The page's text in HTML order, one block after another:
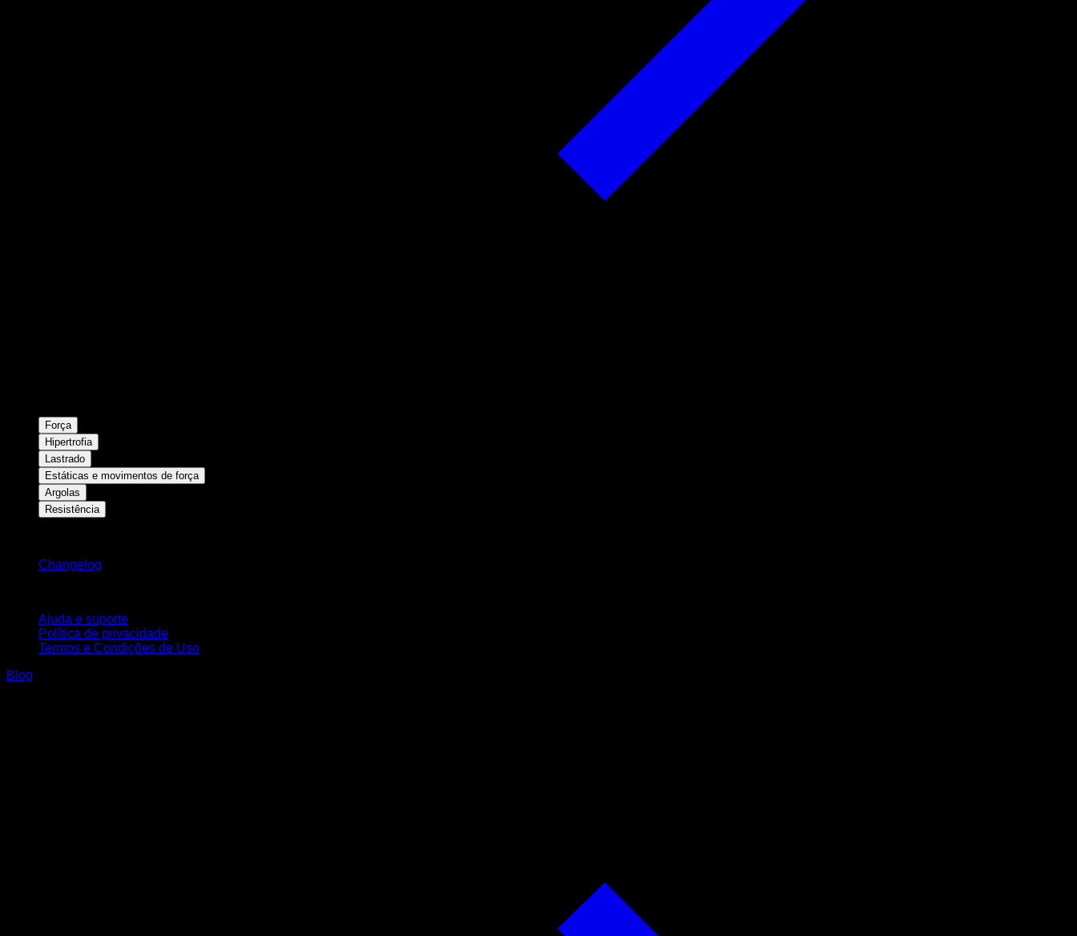
Força
Hipertrofia
Lastrado
Estáticas e movimentos de força
Argolas
Resistência
Changelog
Ajuda e suporte
Política de privacidade
Termos e Condições de Uso
Blog